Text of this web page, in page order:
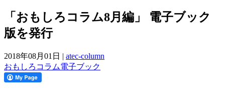
「おもしろコラム8月編」 電子ブック
版を発行
2018年08月01日 | atec-column
おもしろ コラム電子ブック